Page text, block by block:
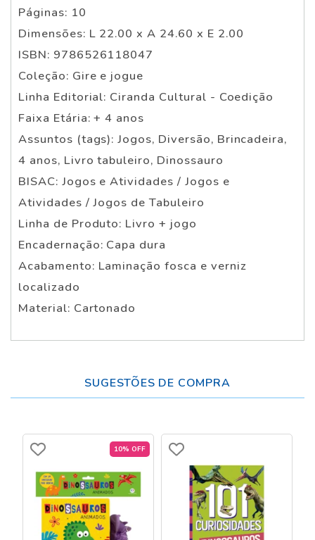
Páginas: 10
Dimensões: L 22.00 x A 24.60 x E 2.00
ISBN: 9786526118047
Coleção: Gire e jogue
Linha Editorial: Ciranda Cultural - Coedição
Faixa Etária: + 4 anos
Assuntos (tags): Jogos, Diversão, Brincadeira,
4 anos, Livro tabuleiro, Dinossauro
BISAC: Jogos e Atividades / Jogos e
Atividades / Jogos de Tabuleiro
Linha de Produto: Livro + jogo
Encadernação: Capa dura
Acabamento: Laminação fosca e verniz
localizado
Material: Cartonado
SUGESTÕES DE COMPRA
10% OFF